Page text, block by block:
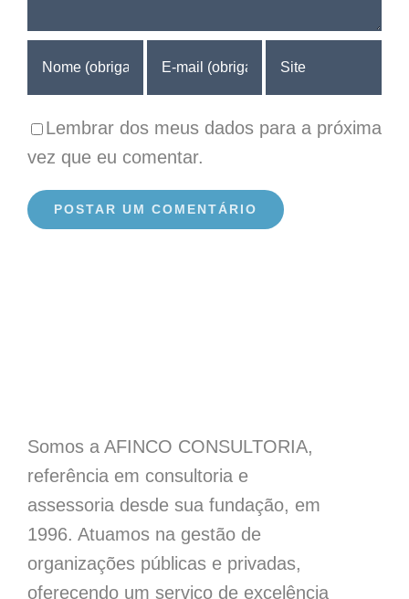
Lembrar dos meus dados para a próxima
vez que eu comentar.
Somos a AFINCO CONSULTORIA,
referência em consultoria e
assessoria desde sua fundação, em
1996. Atuamos na gestão de
organizações públicas e privadas,
oferecendo um serviço de excelência